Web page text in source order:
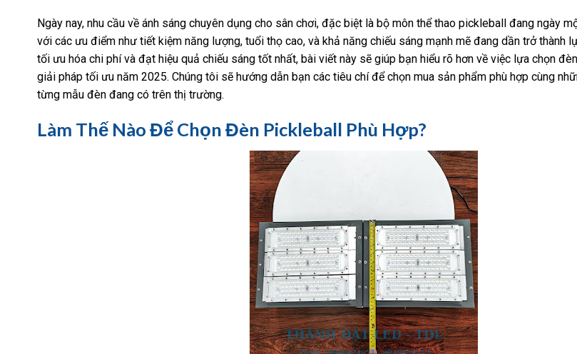
Ngày nay, nhu cầu về ánh sáng chuyên dụng cho sân chơi, đặc biệt là bộ môn thể thao pickleball đang ngày
với các ưu điểm như tiết kiệm năng lượng, tuổi thọ cao, và khả năng chiếu sáng mạnh mẽ đang dần trở thành
tối ưu hóa chi phí và đạt hiệu quả chiếu sáng tốt nhất, bài viết này sẽ giúp bạn hiểu rõ hơn về việc lựa chọn
giải pháp tối ưu năm 2025. Chúng tôi sẽ hướng dẫn bạn các tiêu chí để chọn mua sản phẩm phù hợp cùng
từng mẫu đèn đang có trên thị trường.
Làm Thế Nào Để Chọn Đèn Pickleball Phù Hợp?